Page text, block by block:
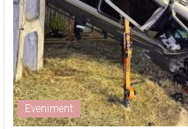
Eveniment